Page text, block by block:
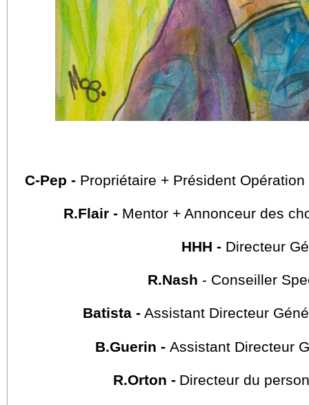
C-Pep - Propriétaire + Président
R.Flair - Mentor + Annonceur des
HHH - Directeur
R.Nash - Conseiller
Batista - Assistant Directeur
B.Guerin - Assistant Directeur
R.Orton - Directeur du